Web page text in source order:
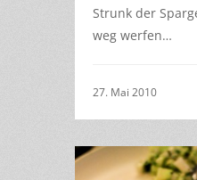
Strunk der
weg werfen…
27. Mai 2010